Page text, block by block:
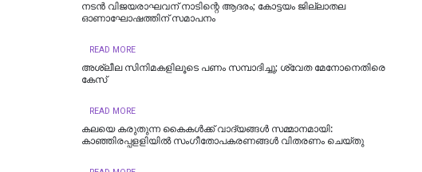
നടൻ വിജയരാഘവന് നാടിന്റെ ആദരം; കോട്ടയം ജില്ലാതല
ഓണാഘോഷത്തിന് സമാപനം
READ MORE
അശ്ലീല സിനിമകളിലൂടെ പണം സമ്പാദിച്ചു; ശ്വേത മേനോനെതിരെ
കേസ്
READ MORE
കലയെ കരുതുന്ന കൈകൾക്ക് വാദ്യങ്ങൾ സമ്മാനമായി:
കാഞ്ഞിരപ്പളളിയിൽ സംഗീതോപകരണങ്ങൾ വിതരണം ചെയ്തു